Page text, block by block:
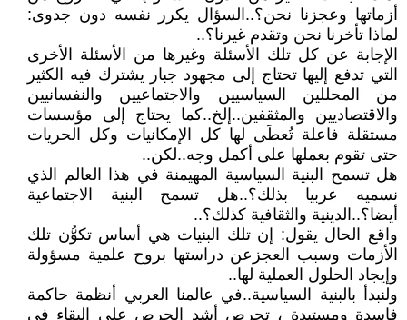
أزماتها وعجزنا نحن؟..السؤال يكرر نفسه دون جدوى:
لماذا تأخرنا نحن وتقدم غيرنا؟..
الإجابة عن كل تلك الأسئلة وغيرها من الأسئلة الأخرى
التي تدفع إليها تحتاج إلى مجهود جبار يشترك فيه الكثير
من المحللين السياسيين والاجتماعيين والنفسانيين
والاقتصاديين والمثقفين..إلخ..كما يحتاج إلى مؤسسات
مستقلة فاعلة تُعطَى لها كل الإمكانيات وكل الحريات
حتى تقوم بعملها على أكمل وجه..لكن..
هل تسمح البنية السياسية المهيمنة في هذا العالم الذي
نسميه عربيا بذلك؟..هل تسمح البنية الاجتماعية
أيضا؟..الدينية والثقافية كذلك؟..
واقع الحال يقول: إن تلك البنيات هي أساس تكوُّن تلك
الأزمات وسبب العجزعن دراستها بروح علمية مسؤولة
وإيجاد الحلول العملية لها..
ولنبدأ بالبنية السياسية..في عالمنا العربي أنظمة حاكمة
فاسدة ومستبدة ، تحرص أشد الحرص على البقاء في